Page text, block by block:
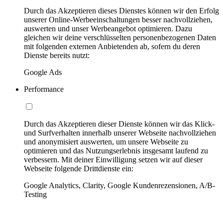
Durch das Akzeptieren dieses Dienstes können wir den Erfolg
unserer Online-Werbeeinschaltungen besser nachvollziehen,
auswerten und unser Werbeangebot optimieren. Dazu
gleichen wir deine verschlüsselten personenbezogenen Daten
mit folgenden externen Anbietenden ab, sofern du deren
Dienste bereits nutzt:
Google Ads
Performance
Durch das Akzeptieren dieser Dienste können wir das Klick-
und Surfverhalten innerhalb unserer Webseite nachvollziehen
und anonymisiert auswerten, um unsere Webseite zu
optimieren und das Nutzungserlebnis insgesamt laufend zu
verbessern. Mit deiner Einwilligung setzen wir auf dieser
Webseite folgende Drittdienste ein:
Google Analytics, Clarity, Google Kundenrezensionen, A/B-
Testing